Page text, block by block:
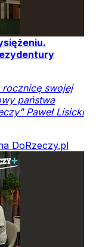
swojej
państwa
Paweł Lisicki
DoRzeczy.pl